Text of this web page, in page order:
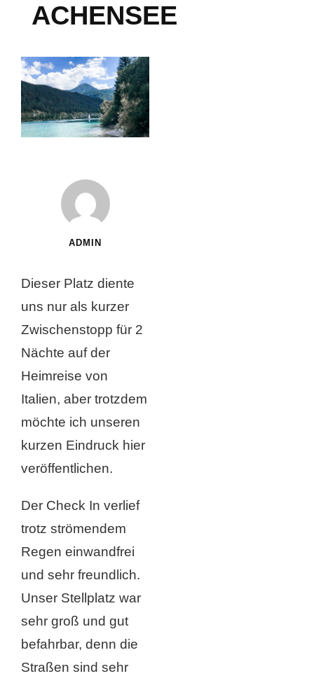
ACHENSEE
ADMIN
Dieser Platz diente
uns nur als kurzer
Zwischenstopp für 2
Nächte auf der
Heimreise von
Italien, aber trotzdem
möchte ich unseren
kurzen Eindruck hier
veröffentlichen.
Der Check In verlief
trotz strömendem
Regen einwandfrei
und sehr freundlich.
Unser Stellplatz war
sehr groß und gut
befahrbar, denn die
Straßen sind sehr